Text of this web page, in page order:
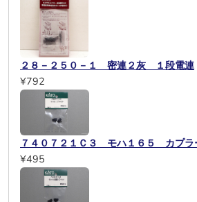
２８－２５０－１ 密連２灰 １段電連
¥792
７４０７２１Ｃ３ モハ１６５ カプラ
¥495